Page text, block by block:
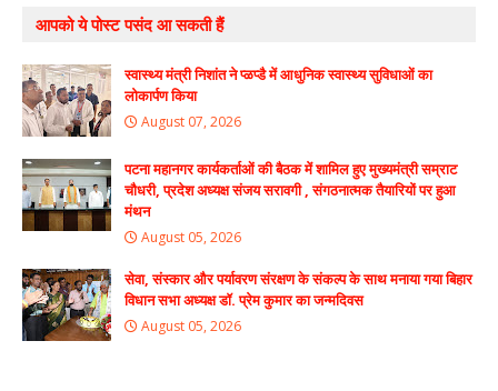
आपको ये पोस्ट पसंद आ सकती हैं
स्वास्थ्य मंत्री निशांत ने प्ळप्डै में आधुनिक स्वास्थ्य सुविधाओं का
लोकार्पण किया
August 07, 2026
पटना महानगर कार्यकर्ताओं की बैठक में शामिल हुए मुख्यमंत्री सम्राट
चौधरी, प्रदेश अध्यक्ष संजय सरावगी , संगठनात्मक तैयारियों पर हुआ
मंथन
August 05, 2026
सेवा, संस्कार और पर्यावरण संरक्षण के संकल्प के साथ मनाया गया बिहार
विधान सभा अध्यक्ष डॉ. प्रेम कुमार का जन्मदिवस
August 05, 2026